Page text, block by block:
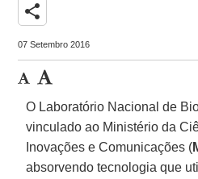
share
07 Setembro 2016
O Laboratório Nacional de
vinculado ao Ministério da
Inovações e Comunicações (
absorvendo tecnologia que